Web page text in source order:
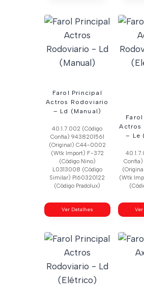
Farol Principal
Actros Rodoviario
– Ld (Manual)
40.1.7.002 (Código
Confia) 9438201561
(Original) C44-0002
(Wtk Import) F-372
(Código Nino)
L0313008 (Código
Similar) Pl60320122
(Código Pradolux)
Ver Detalhes
Actros
– Le
(Wtk